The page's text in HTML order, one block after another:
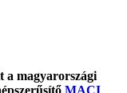
a magyarországi
MACI